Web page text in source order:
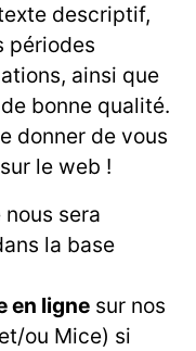
descriptif,
périodes
ainsi que
bonne qualité.
donner de vous
le web !
sera
la base
en ligne sur nos
ou Mice) si